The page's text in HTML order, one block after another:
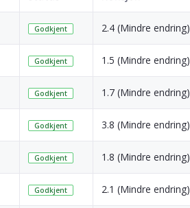
Godkjent 2.4 (Mindre endring)
Godkjent 1.5 (Mindre endring)
Godkjent 1.7 (Mindre endring)
Godkjent 3.8 (Mindre endring)
Godkjent 1.8 (Mindre endring)
Godkjent 2.1 (Mindre endring)